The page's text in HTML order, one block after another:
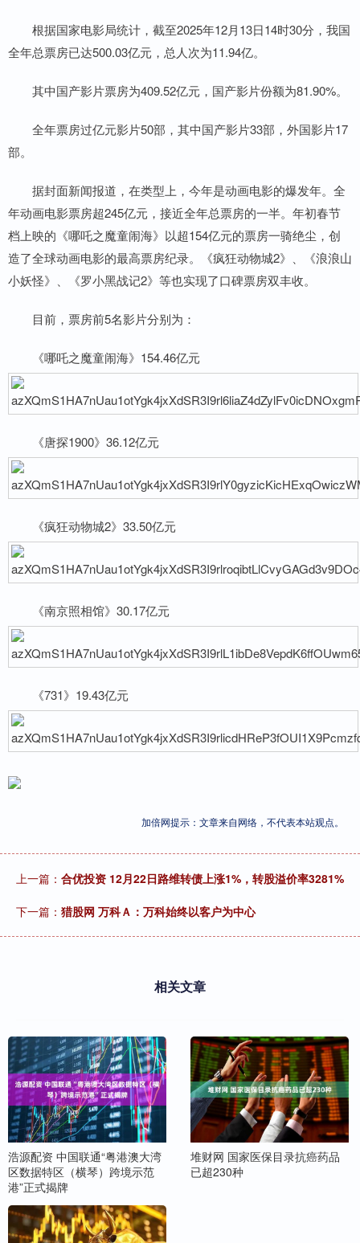
根据国家电影局统计，截至2025年12月13日14时30分，我国
全年总票房已达500.03亿元，总人次为11.94亿。
其中国产影片票房为409.52亿元，国产影片份额为81.90%。
全年票房过亿元影片50部，其中国产影片33部，外国影片17
部。
据封面新闻报道，在类型上，今年是动画电影的爆发年。全
年动画电影票房超245亿元，接近全年总票房的一半。年初春节
档上映的《哪吒之魔童闹海》以超154亿元的票房一骑绝尘，创
造了全球动画电影的最高票房纪录。《疯狂动物城2》、《浪浪山
小妖怪》、《罗小黑战记2》等也实现了口碑票房双丰收。
目前，票房前5名影片分别为：
《哪吒之魔童闹海》154.46亿元
《唐探1900》36.12亿元
《疯狂动物城2》33.50亿元
《南京照相馆》30.17亿元
《731》19.43亿元
加倍网提示：文章来自网络，不代表本站观点。
上一篇： 合优投资 12月22日路维转债上涨1%，转股溢价率3281%
下一篇： 猎股网 万科Ａ：万科始终以客户为中心
相关文章
浩源配资 中国联通“粤港澳大湾
区数据特区（横琴）跨境示范
港”正式揭牌
堆财网 国家医保目录抗癌药品
已超230种